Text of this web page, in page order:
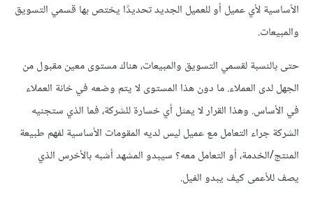
الأساسية لأي عميل أو للعميل الجديد تحديدًا يختص بها قسمي التسويق
والمبيعات.
حتى بالنسبة لقسمي التسويق والمبيعات، هناك مستوى معين مقبول من
الجهل لدى العملاء. ما دون هذا المستوى لا يتم وضعه في خانة العملاء
في الأساس. وهذا القرار لا يمثل أي خسارة للشركة، فما الذي ستجنيه
الشركة جراء التعامل مع عميل ليس لديه المقومات الأساسية لفهم طبيعة
المنتج/الخدمة، أو التعامل معه؟ سيبدو المشهد أشبه بالأخرس الذي
يصف للأعمى كيف يبدو الفيل.